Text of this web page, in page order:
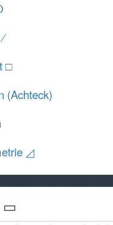
□
(Achteck)
◿
▭